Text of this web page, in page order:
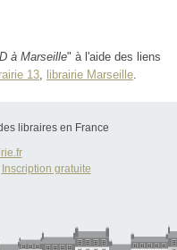
à Marseille" à l'aide des liens
13, librairie Marseille.
libraires en France
Inscription gratuite